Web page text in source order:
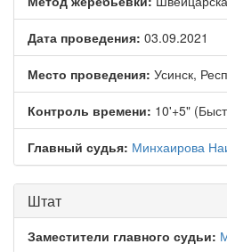
Дата проведения: 03.09.2021
Место проведения: Усинск,
Контроль времени: 10'+5"
Главный судья: Минхаирова
Штат
Заместители главного судьи: